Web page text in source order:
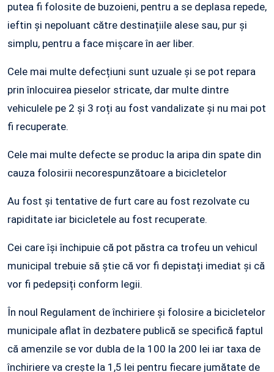
putea fi folosite de buzoieni, pentru a se deplasa repede,
ieftin și nepoluant către destinațiile alese sau, pur și
simplu, pentru a face mișcare în aer liber.
Cele mai multe defecțiuni sunt uzuale și se pot repara
prin înlocuirea pieselor stricate, dar multe dintre
vehiculele pe 2 și 3 roți au fost vandalizate și nu mai pot
fi recuperate.
Cele mai multe defecte se produc la aripa din spate din
cauza folosirii necorespunzătoare a bicicletelor
Au fost și tentative de furt care au fost rezolvate cu
rapiditate iar bicicletele au fost recuperate.
Cei care își închipuie că pot păstra ca trofeu un vehicul
municipal trebuie să știe că vor fi depistați imediat și că
vor fi pedepsiți conform legii.
În noul Regulament de închiriere și folosire a bicicletelor
municipale aflat în dezbatere publică se specifică faptul
că amenzile se vor dubla de la 100 la 200 lei iar taxa de
închiriere va crește la 1,5 lei pentru fiecare jumătate de